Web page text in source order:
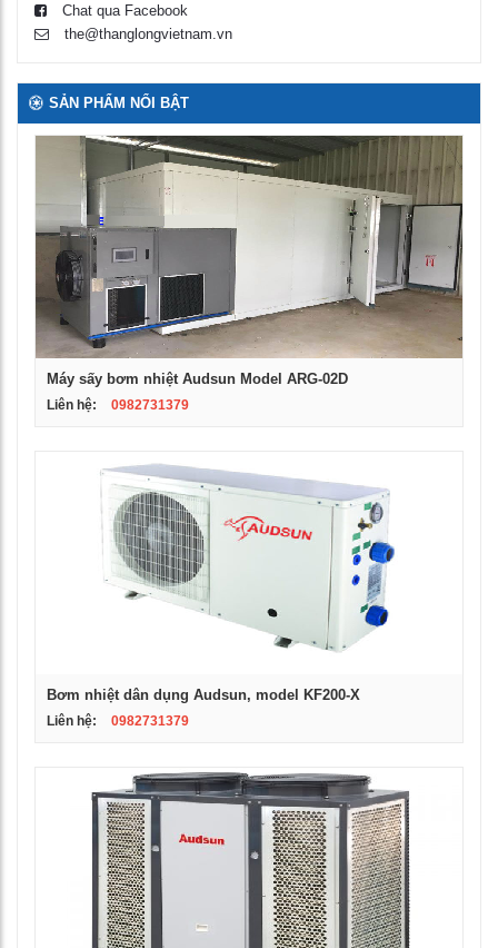
Chat qua Facebook
the@thanglongvietnam.vn
SẢN PHẨM NỔI BẬT
Máy sấy bơm nhiệt Audsun Model ARG-02D
Liên hệ: 0982731379
Bơm nhiệt dân dụng Audsun, model KF200-X
Liên hệ: 0982731379